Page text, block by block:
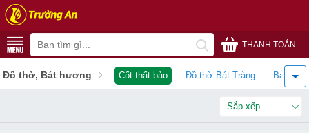
THANH TOÁN
Đồ thờ, Bát hương Cốt thất bảo Đồ thờ Bát Tràng Bát
Sắp xếp